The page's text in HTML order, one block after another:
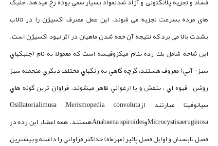
های مرده بسرعت تجزیه می شوند. این عمل مصرف اکسیژن را در تالاب
بشدت بالا می برد که نتیجه آن خفه شدن ماهیان در اثر نبود اکسیژن است.
اين‌ شاخه‌ شامل‌ يك‌ رده‌ بنام‌ میکزوفیسه است‌ كه‌ معمولاً به نام‌ (جلبكهاي‌
سبز- آبي) معروف‌ هستند، گرچه‌ گاهي‌ به ‌رنگهاي‌ مختلف‌ ديگري‌ منجمله‌ سبز
روشن‌ ، قهوه‌ اي‌ ، بنفش‌ و يا ارغواني‌ ظاهر مي­شوند. فراوان ترين گونه هاي
سیانوفیتا عبارتند ازOsillatorialimusa ,Merismopedia convoluta
MicrocystisaeruginosaوAnabaena spiroidesهستند. همه‌ اعضاء اين‌ رده‌ در
فصل‌ تابستان‌ و اوايل‌ فصل‌ پائيز (مهرماه) حداكثر فراواني‌ را داشته‌ و بيشترين‌